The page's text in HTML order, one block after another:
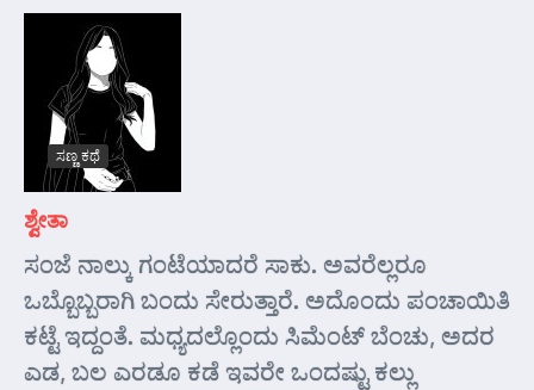
ಸಣ್ಣ ಕಥೆ
ಶ್ವೇತಾ
ಸಂಜೆ ನಾಲ್ಕು ಗಂಟೆಯಾದರೆ ಸಾಕು. ಅವರೆಲ್ಲರೂ
ಒಬ್ಬೊಬ್ಬರಾಗಿ ಬಂದು ಸೇರುತ್ತಾರೆ. ಅದೊಂದು ಪಂಚಾಯಿತಿ
ಕಟ್ಟೆ ಇದ್ದಂತೆ. ಮಧ್ಯದಲ್ಲೊಂದು ಸಿಮೆಂಟ್ ಬೆಂಚು, ಅದರ
ಎಡ, ಬಲ ಎರಡೂ ಕಡೆ ಇವರೇ ಒಂದಷ್ಟು ಕಲ್ಲು